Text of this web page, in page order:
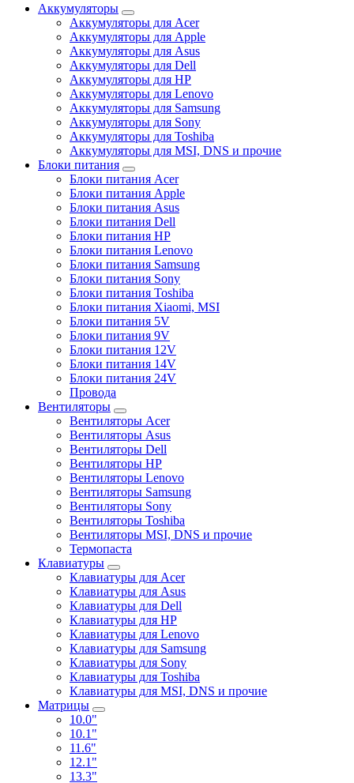
Аккумуляторы
Аккумуляторы для Acer
Аккумуляторы для Apple
Аккумуляторы для Asus
Аккумуляторы для Dell
Аккумуляторы для HP
Аккумуляторы для Lenovo
Аккумуляторы для Samsung
Аккумуляторы для Sony
Аккумуляторы для Toshiba
Аккумуляторы для MSI, DNS и прочие
Блоки питания
Блоки питания Acer
Блоки питания Apple
Блоки питания Asus
Блоки питания Dell
Блоки питания HP
Блоки питания Lenovo
Блоки питания Samsung
Блоки питания Sony
Блоки питания Toshiba
Блоки питания Xiaomi, MSI
Блоки питания 5V
Блоки питания 9V
Блоки питания 12V
Блоки питания 14V
Блоки питания 24V
Провода
Вентиляторы
Вентиляторы Acer
Вентиляторы Asus
Вентиляторы Dell
Вентиляторы HP
Вентиляторы Lenovo
Вентиляторы Samsung
Вентиляторы Sony
Вентиляторы Toshiba
Вентиляторы MSI, DNS и прочие
Термопаста
Клавиатуры
Клавиатуры для Acer
Клавиатуры для Asus
Клавиатуры для Dell
Клавиатуры для HP
Клавиатуры для Lenovo
Клавиатуры для Samsung
Клавиатуры для Sony
Клавиатуры для Toshiba
Клавиатуры для MSI, DNS и прочие
Матрицы
10.0"
10.1"
11.6"
12.1"
13.3"